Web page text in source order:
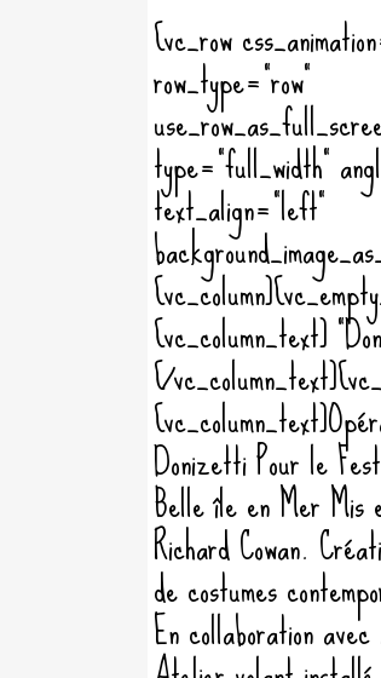
[vc_row
row_type="row"
type="full_width"
text_align="left"
[vc_column_text]
[/
Donizetti Pour le
Belle île en Mer Mis
Richard Cowan.
de costumes
En collaboration